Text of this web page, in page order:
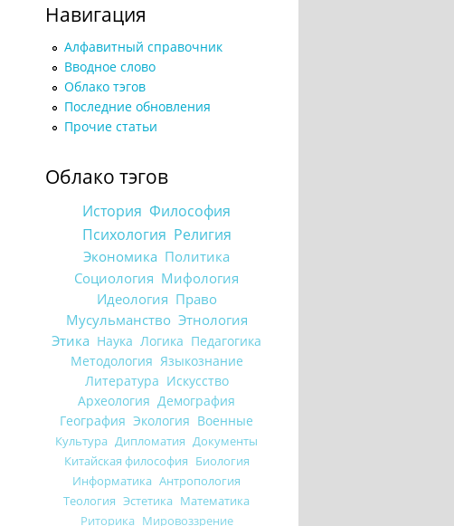
Навигация
Алфавитный справочник
Вводное слово
Облако тэгов
Последние обновления
Прочие статьи
Облако тэгов
История Философия
Психология Религия
Экономика Политика
Социология Мифология
Идеология Право
Мусульманство Этнология
Этика Наука Логика Педагогика
Методология Языкознание
Литература Искусство
Археология Демография
География Экология Военные
Культура Дипломатия Документы
Китайская философия Биология
Информатика Антропология
Теология Эстетика Математика
Риторика Мировоззрение